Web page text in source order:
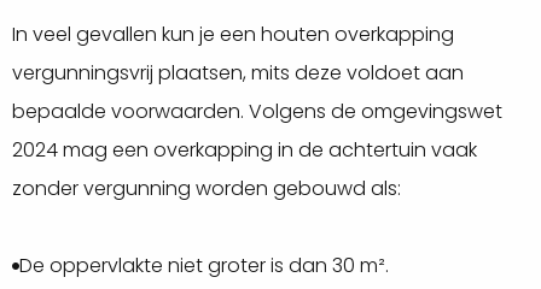
In veel gevallen kun je een houten overkapping
vergunningsvrij plaatsen, mits deze voldoet aan
bepaalde voorwaarden. Volgens de omgevingswet
2024 mag een overkapping in de achtertuin vaak
zonder vergunning worden gebouwd als:
De oppervlakte niet groter is dan 30 m².